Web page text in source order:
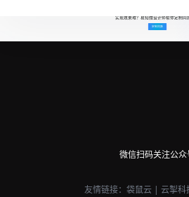
实现效果难？易知微设计师帮你定制同
定制同款
微信扫码关注公众
友情链接： 袋鼠云 | 云掣科